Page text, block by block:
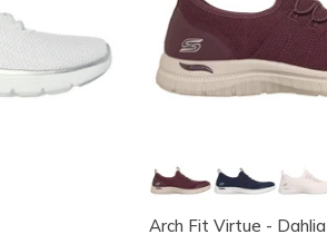
Arch Fit Virtue - Dahlia